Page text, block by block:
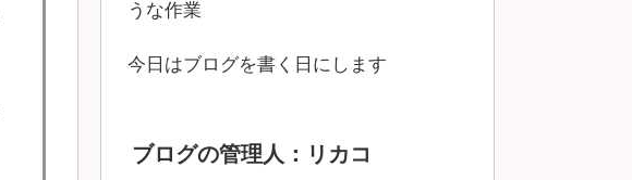
うな作業
今日はブログを書く日にします
ブログの管理人：リカコ